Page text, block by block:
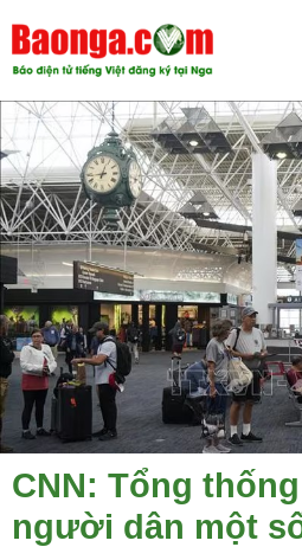
CNN: Tổng
người dân một